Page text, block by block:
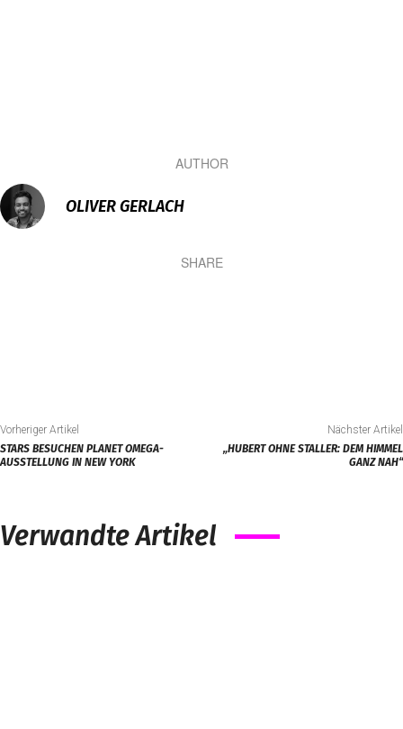
AUTHOR
OLIVER GERLACH
SHARE
Vorheriger Artikel
STARS BESUCHEN PLANET OMEGA-
AUSSTELLUNG IN NEW YORK
Nächster Artikel
„HUBERT OHNE STALLER: DEM HIMMEL
GANZ NAH“
Verwandte Artikel